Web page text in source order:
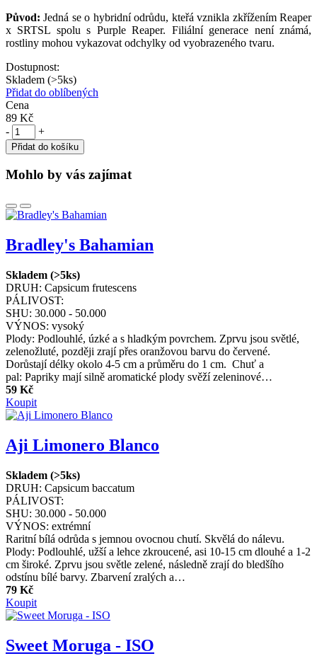
Původ: Jedná se o hybridní odrůdu, kteřá vznikla zkřížením Reaper
x SRTSL spolu s Purple Reaper. Filiální generace není známá,
rostliny mohou vykazovat odchylky od vyobrazeného tvaru.
Dostupnost:
Skladem (>5ks)
Přidat do oblíbených
Cena
89 Kč
-
+
Přidat do košíku
Mohlo by vás zajímat
Bradley's Bahamian
Skladem (>5ks)
DRUH: Capsicum frutescens
PÁLIVOST:
SHU: 30.000 - 50.000
VÝNOS: vysoký
Plody: Podlouhlé, úzké a s hladkým povrchem. Zprvu jsou světlé,
zelenožluté, později zrají přes oranžovou barvu do červené.
Dorůstají délky okolo 4-5 cm a průměru do 1 cm. Chuť a
pal: Papriky mají silně aromatické plody svěží zeleninové…
59 Kč
Koupit
Aji Limonero Blanco
Skladem (>5ks)
DRUH: Capsicum baccatum
PÁLIVOST:
SHU: 30.000 - 50.000
VÝNOS: extrémní
Raritní bílá odrůda s jemnou ovocnou chutí. Skvělá do nálevu.
Plody: Podlouhlé, užší a lehce zkroucené, asi 10-15 cm dlouhé a 1-2
cm široké. Zprvu jsou světle zelené, následně zrají do bledšího
odstínu bílé barvy. Zbarvení zralých a…
79 Kč
Koupit
Sweet Moruga - ISO